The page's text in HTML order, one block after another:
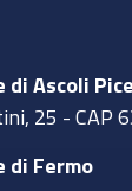
di Ascoli
25 - CAP
di Fermo